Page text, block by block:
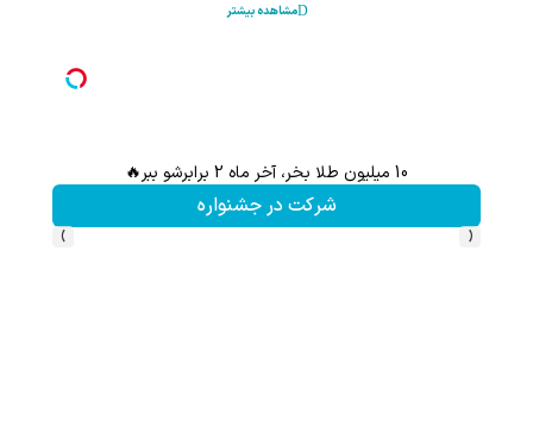
مشاهده بیشتر
10 میلیون طلا بخر، آخر ماه 2 برابرشو ببر🔥
شرکت در جشنواره
‹
›